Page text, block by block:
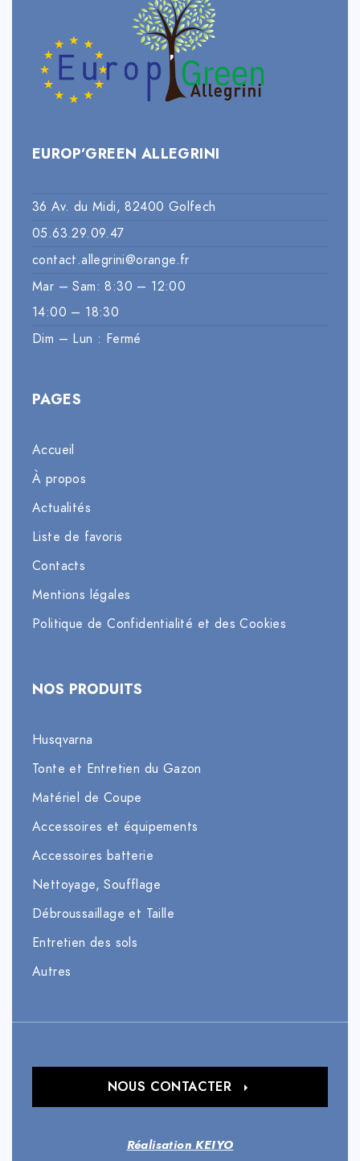
EUROP’GREEN ALLEGRINI
36 Av. du Midi, 82400 Golfech
05.63.29.09.47
contact.allegrini@orange.fr
Mar – Sam: 8:30 – 12:00
14:00 – 18:30
Dim – Lun : Fermé
PAGES
Accueil
À propos
Actualités
Liste de favoris
Contacts
Mentions légales
Politique de Confidentialité et des Cookies
NOS PRODUITS
Husqvarna
Tonte et Entretien du Gazon
Matériel de Coupe
Accessoires et équipements
Accessoires batterie
Nettoyage, Soufflage
Débroussaillage et Taille
Entretien des sols
Autres
Réalisation KEIYO
NOUS CONTACTER